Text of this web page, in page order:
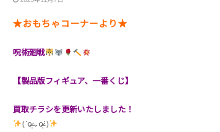
★おもちゃコーナーより★
呪術廻戦
【製品版フィギュア、一番くじ】
買取チラシを更新いたしました！
(ˊo̴̶̷̤⌄o̴̶̷̤ˋ)